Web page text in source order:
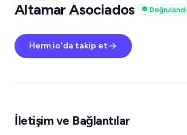
Altamar Asociados
Doğrulandı
Herm.io'da takip et
İletişim ve Bağlantılar